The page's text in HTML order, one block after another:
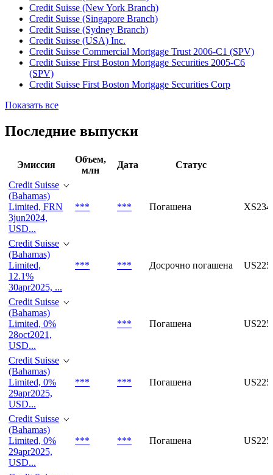
Credit Suisse (New York Branch)
Credit Suisse (Singapore Branch)
Credit Suisse (Sydney Branch)
Credit Suisse (USA) Inc.
Credit Suisse Commercial Mortgage Trust 2006-C1 (SPV)
Credit Suisse First Boston Mortgage Securities 2005-C6
(SPV)
Credit Suisse First Boston Mortgage Securities Corp
Показать все
Последние выпуски
Эмиссия
Объем,
млн
Дата Статус
Credit Suisse
(Bahamas)
Limited, FRN
3jun2024,
USD...
*** *** Погашена
Credit Suisse
(Bahamas)
Limited,
12.1%
30apr2025, ...
*** *** Досрочно погашена
Credit Suisse
(Bahamas)
Limited, 0%
28oct2021,
USD...
*** Погашена
Credit Suisse
(Bahamas)
Limited, 0%
29apr2025,
USD...
*** *** Погашена
Credit Suisse
(Bahamas)
Limited, 0%
29apr2025,
USD...
*** *** Погашена